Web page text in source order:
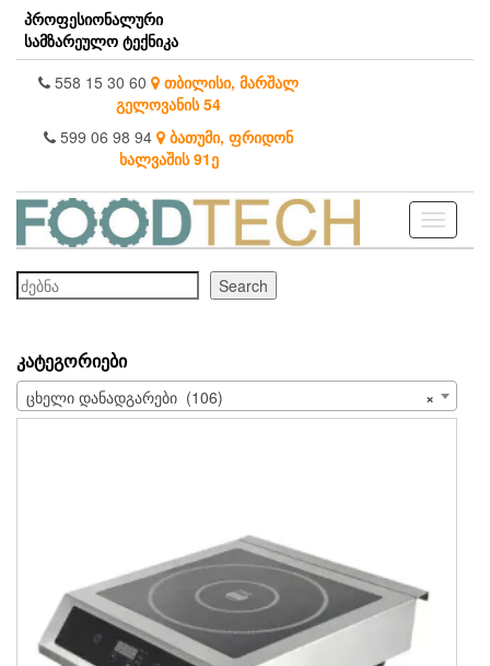
Skip
the
content
პროფესიონალური
სამზარეულო ტექნიკა
558 15 30 60 თბილისი, მარშალ
გელოვანის 54
599 06 98 94 ბათუმი, ფრიდონ
ხალვაშის 91ე
Toggle
ძებნა
Search
ᲙᲐᲢᲔᲒᲝᲠᲘᲔᲑᲘ
×
ცხელი დანადგარები (106)